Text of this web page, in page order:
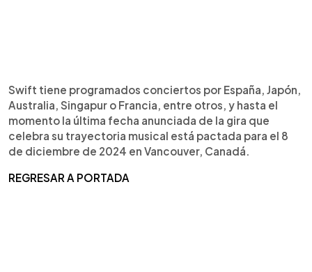
Swift tiene programados conciertos por España, Japón,
Australia, Singapur o Francia, entre otros, y hasta el
momento la última fecha anunciada de la gira que
celebra su trayectoria musical está pactada para el 8
de diciembre de 2024 en Vancouver, Canadá.
REGRESAR A PORTADA